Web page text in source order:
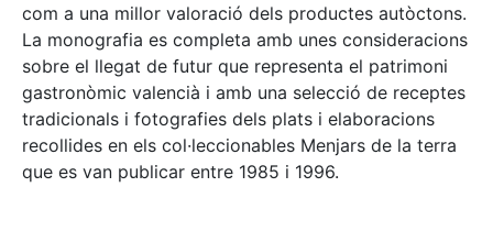
com a una millor valoració dels productes autòctons.
La monografia es completa amb unes consideracions
sobre el llegat de futur que representa el patrimoni
gastronòmic valencià i amb una selecció de receptes
tradicionals i fotografies dels plats i elaboracions
recollides en els col·leccionables Menjars de la terra
que es van publicar entre 1985 i 1996.